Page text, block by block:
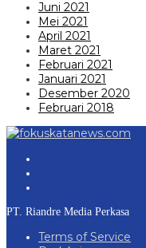
Juni 2021
Mei 2021
April 2021
Maret 2021
Februari 2021
Januari 2021
Desember 2020
Februari 2018
PT. Riandre Media Perkasa
Terms of Service